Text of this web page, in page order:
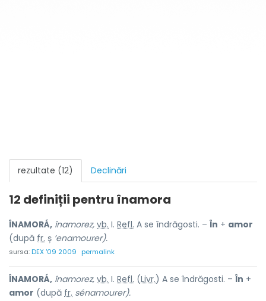
rezultate (12) Declinări
12 definiții pentru înamora
ÎNAMORÁ, înamorez, vb. I. Refl. A se îndrăgosti. – În + amor
(după fr. ș ’enamourer).
sursa:DEX '09 2009 permalink
ÎNAMORÁ, înamorez, vb. I. Refl. (Livr.) A se îndrăgosti. – În +
amor (după fr. sénamourer).